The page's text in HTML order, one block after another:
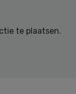
te plaatsen.